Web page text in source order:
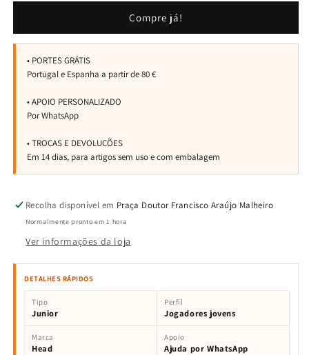
Junior
Junior
Compre já!
Recolha disponível em Praça Doutor Francisco Araújo Malheiro
Normalmente pronto em 1 hora
Ver informações da loja
DETALHES RÁPIDOS
Tipo
Junior
Perfil
Jogadores jovens
Marca
Head
Apoio
Ajuda por WhatsApp